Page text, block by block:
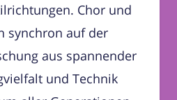
Chor und
synchron auf der
aus spannender
und Technik